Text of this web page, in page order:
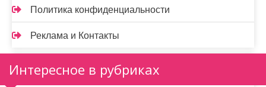
Политика конфиденциальности
Реклама и Контакты
Интересное в рубриках